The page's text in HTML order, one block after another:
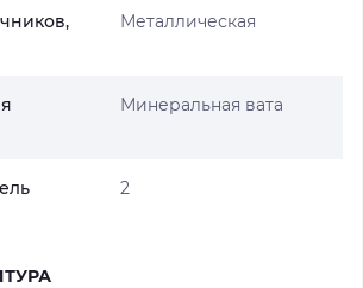
Металлическая
Минеральная вата
2